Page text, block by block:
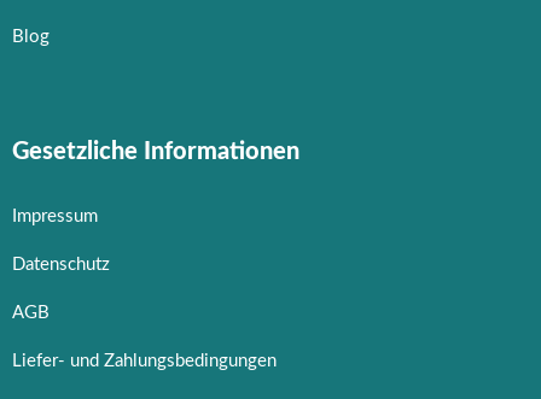
Blog
Gesetzliche Informationen
Impressum
Datenschutz
AGB
Liefer- und Zahlungsbedingungen